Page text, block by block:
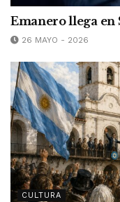
Emanero llega en
26 MAYO - 2026
CULTURA